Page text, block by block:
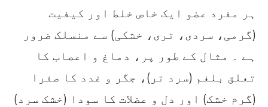
ہر مفرد عضو ایک خاص خلط اور کیفیت
(گرمی، سردی، تری، خشکی) سے منسلک ضرور
ہے ۔ مثال کے طور پر، دماغ و اعصاب کا
تعلق بلغم (سرد تر)، جگر و غدد کا صفرا
(گرم خشک) اور دل و عضلات کا سودا (خشک سرد)